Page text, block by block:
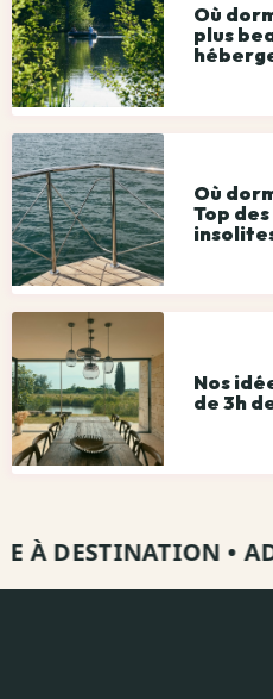
Où
plus
Où
Top
Nos
de 3h
DESTINATION•